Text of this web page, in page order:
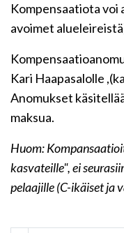
Kompensaatiota voi
avoimet
Kari Haapasalolle
Anomukset
maksua.
Huom:
kasvateille", ei
pelaajille (C-ikäiset ja